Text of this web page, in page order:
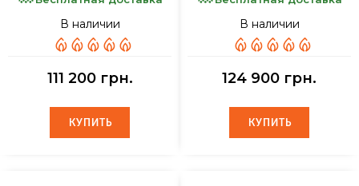
В наличии
111 200 грн.
КУПИТЬ
КУПИТЬ
В наличии
124 900 грн.
КУПИТЬ
КУПИТЬ